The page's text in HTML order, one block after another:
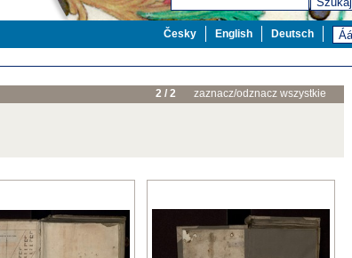
Deutsch
English
Česky
2 / 2 zaznacz/odznacz wszystkie